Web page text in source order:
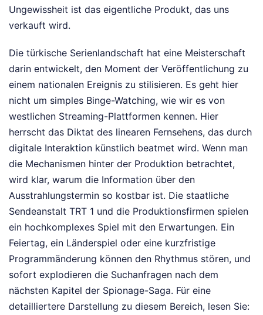
Ungewissheit ist das eigentliche Produkt, das uns
verkauft wird.
Die türkische Serienlandschaft hat eine Meisterschaft
darin entwickelt, den Moment der Veröffentlichung zu
einem nationalen Ereignis zu stilisieren. Es geht hier
nicht um simples Binge-Watching, wie wir es von
westlichen Streaming-Plattformen kennen. Hier
herrscht das Diktat des linearen Fernsehens, das durch
digitale Interaktion künstlich beatmet wird. Wenn man
die Mechanismen hinter der Produktion betrachtet,
wird klar, warum die Information über den
Ausstrahlungstermin so kostbar ist. Die staatliche
Sendeanstalt TRT 1 und die Produktionsfirmen spielen
ein hochkomplexes Spiel mit den Erwartungen. Ein
Feiertag, ein Länderspiel oder eine kurzfristige
Programmänderung können den Rhythmus stören, und
sofort explodieren die Suchanfragen nach dem
nächsten Kapitel der Spionage-Saga. Für eine
detailliertere Darstellung zu diesem Bereich, lesen Sie: